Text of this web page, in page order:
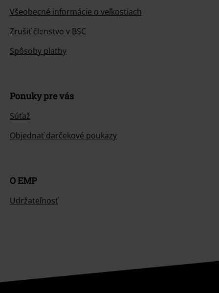
Všeobecné informácie o veľkostiach
Zrušiť členstvo v BSC
Spôsoby platby
Ponuky pre vás
Súťaž
Objednať darčekové poukazy
O EMP
Udržateľnosť